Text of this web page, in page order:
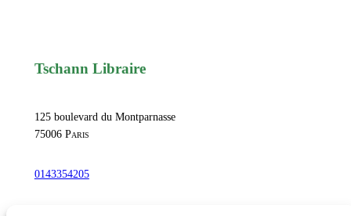
Tschann Libraire
125 boulevard du Montparnasse
75006 Paris
0143354205